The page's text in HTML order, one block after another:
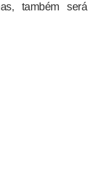
também será